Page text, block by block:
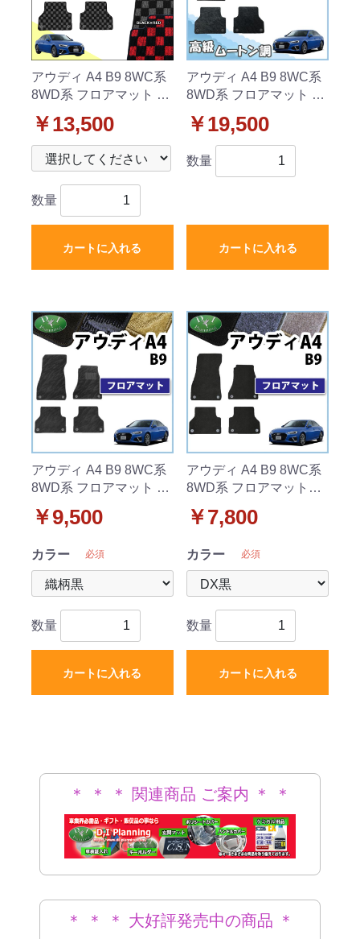
アウディ A4 B9 8WC系
8WD系 フロアマット カ
リーズ 社外新品
￥13,500
数量
カートに入れる
アウディ A4 B9 8WC系
8WD系 フロアマット 高
タイプ ハイパイル 社外
￥19,500
数量
カートに入れる
アウディ A4 B9 8WC系
8WD系 フロアマット 織
￥9,500
カラー 必須
数量
カートに入れる
アウディ A4 B9 8WC系
8WD系 フロアマット
￥7,800
カラー 必須
数量
カートに入れる
＊ ＊ ＊ 関連商品 ご案内 ＊ ＊
＊
＊ ＊ ＊ 大好評発売中の商品 ＊